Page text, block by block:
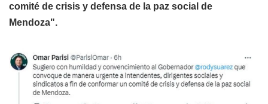
comité de crisis y defensa de la paz social de
Mendoza".